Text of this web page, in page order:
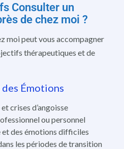
Consulter un
de chez moi ?
moi peut vous accompagner
thérapeutiques et de
Émotions
crises d’angoisse
ou personnel
et des émotions difficiles
les périodes de transition